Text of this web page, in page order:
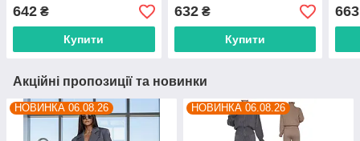
46(2хв) "SVITEROK"
недорого від прямого
постачальника
642 ₴
Купити
недорого від прямого
постачальника
632₴
Купити
663
Акційні пропозиції та новинки
НОВИНКА 06.08.26 НОВИНКА 06.08.26